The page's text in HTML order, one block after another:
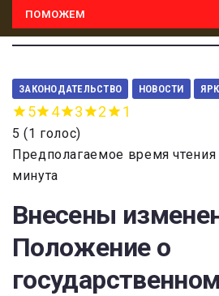
ПОМОЖЕМ
ЗАКОНОДАТЕЛЬСТВО НОВОСТИ
5 4 3 2 1
5 (1 голос)
Предполагаемое время
минута
Внесены
Положение о
государственном